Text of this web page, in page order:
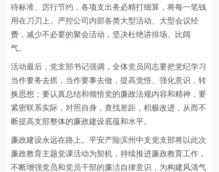
待标准、厉行节约，各项支出务必精打细算，将每一笔钱
用在刀刃上。严控公司内部各类大型活动、大型会议经
费，减少不必要的聚会活动，坚决杜绝讲排场、比阔
气。
活动最后，党支部书记强调，全体党员同志要把党纪学习
当作要务去抓，当作要事去做，提高觉悟、强化意识，转
换思想；要认真总结和领悟党的廉政法规内容和精神，要
紧密联系实际，对照自身，查找差距，积极改进，从而不
断提高支部整体的廉政建设底蕴和水平。
廉政建设永远在路上。平安产险滨州中支党支部将以此次
廉政教育主题党课活动为契机，持续推进廉政教育工作，
不断增强党员和党员干部的廉洁自律意识，为构建风清气